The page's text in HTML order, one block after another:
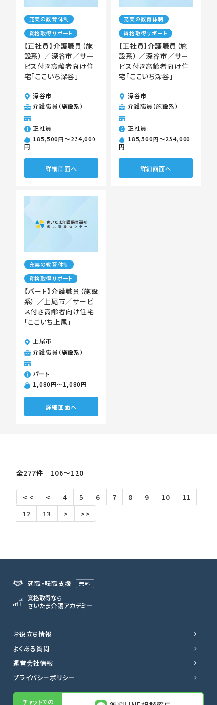
充実の教育体制
資格取得サポート
【正社員】介護職員（施
設系） ／深谷市／サー
ビス付き高齢者向け住
宅「ここいち深谷」
深谷市
介護職員（施設系）
正社員
185,500円〜234,000
円
詳細画面へ
充実の教育体制
資格取得サポート
【正社員】介護職員（施
設系） ／深谷市／サー
ビス付き高齢者向け住
宅「ここいち深谷」
深谷市
介護職員（施設系）
正社員
185,500円〜234,000
円
詳細画面へ
充実の教育体制
資格取得サポート
【パート】介護職員（施設
系） ／上尾市／サービ
ス付き高齢者向け住宅
「ここいち上尾」
上尾市
介護職員（施設系）
パート
1,080円〜1,080円
詳細画面へ
全277件 106〜120
< < < 4 5 6 7 8 9 10
11
12
13 > >>
就職・転職支援 無料
資格取得なら
さいたま介護アカデミー
お役立ち情報
よくある質問
運営会社情報
プライバシーポリシー